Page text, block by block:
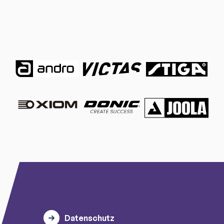
Datenschutz